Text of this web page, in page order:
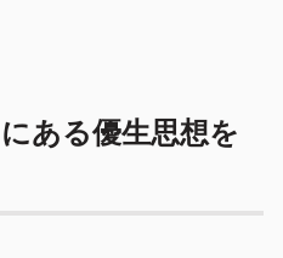
ある優生思想を